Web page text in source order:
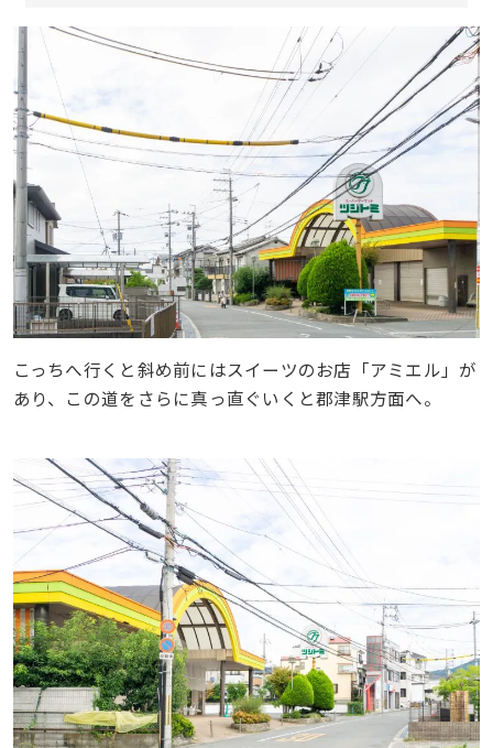
こっちへ行くと斜め前にはスイーツのお店「アミエル」が
あり、この道をさらに真っ直ぐいくと郡津駅方面へ。